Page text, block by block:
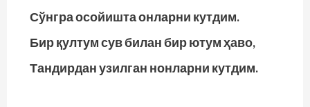
Сўнгра осойишта онларни кутдим.
Бир қултум сув билан бир ютум ҳаво,
Тандирдан узилган нонларни кутдим.